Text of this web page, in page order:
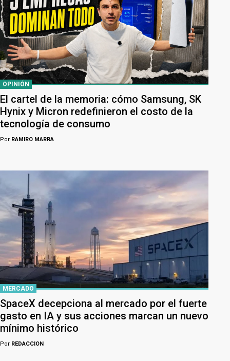
OPINIÓN
El cartel de la memoria: cómo Samsung, SK
Hynix y Micron redefinieron el costo de la
tecnología de consumo
Por RAMIRO MARRA
MERCADO
SpaceX decepciona al mercado por el fuerte
gasto en IA y sus acciones marcan un nuevo
mínimo histórico
Por REDACCION